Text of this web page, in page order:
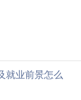
就业前景怎么